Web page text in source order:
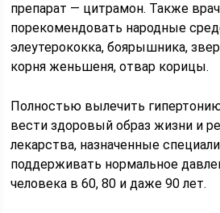
препарат — цитрамон. Также
порекомендовать народные
элеутерококка, боярышника,
корня женьшеня, отвар корицы.
Полностью вылечить
вести здоровый образ жизни и
лекарства, назначенные
поддерживать нормальное
человека в 60, 80 и даже 90 лет.